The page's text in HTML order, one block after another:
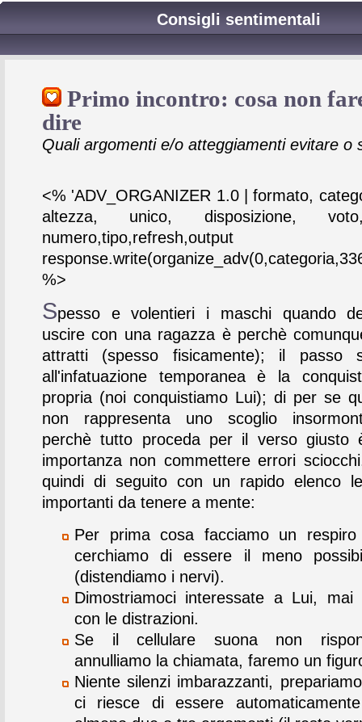
Consigli sentimentali
Primo incontro: cosa non
dire
Quali argomenti e/o atteggiamenti evitare o
<% 'ADV_ORGANIZER 1.0 | formato,
altezza, unico, disposizione,
numero,tipo,refresh,output
%>
Spesso e volentieri i maschi quando
uscire con una ragazza è perchè
attratti (spesso fisicamente); il passo
all'infatuazione temporanea è la
propria (noi conquistiamo Lui); di per se
non rappresenta uno scoglio
perchè tutto proceda per il verso giusto
importanza non commettere errori
quindi di seguito con un rapido elenco
importanti da tenere a mente:
Per prima cosa facciamo un respiro
cerchiamo di essere il meno
(distendiamo i nervi).
Dimostriamoci interessate a Lui, mai
con le distrazioni.
Se il cellulare suona non
annulliamo la chiamata, faremo un
Niente silenzi imbarazzanti,
ci riesce di essere